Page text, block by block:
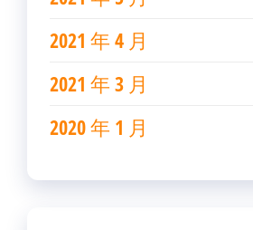
2021 年 4 月
2021 年 3 月
2020 年 1 月